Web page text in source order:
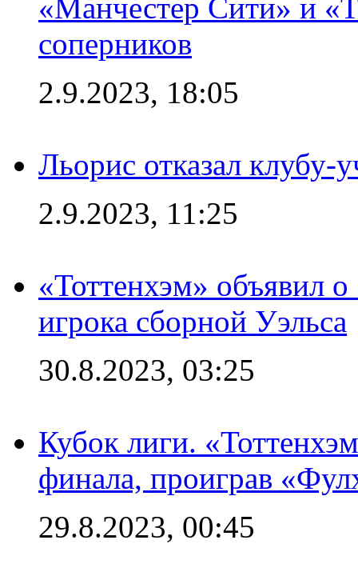
«Манчестер Сити» и
соперников
2.9.2023, 18:05
Льорис отказал клубу-
2.9.2023, 11:25
«Тоттенхэм» объявил
игрока сборной Уэльса
30.8.2023, 03:25
Кубок лиги.
финала, проиграв
29.8.2023, 00:45